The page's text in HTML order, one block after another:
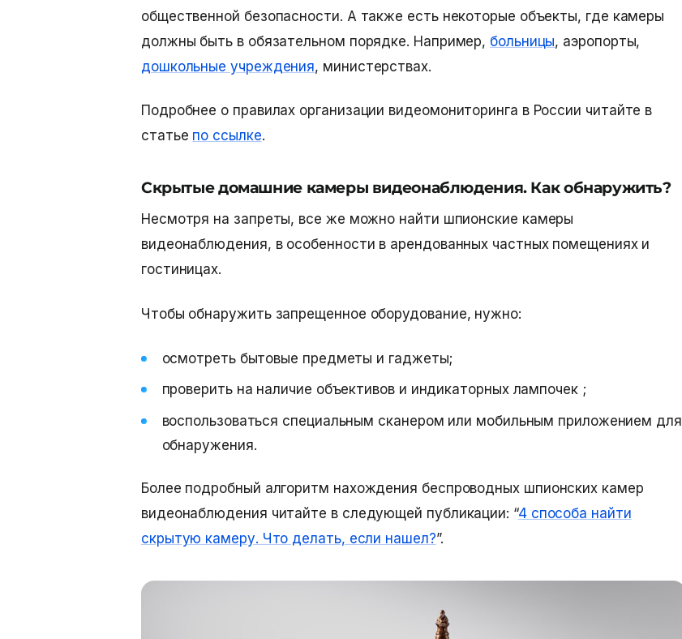
общественной безопасности. А также есть некоторые объекты, где камеры
должны быть в обязательном порядке. Например, больницы, аэропорты,
дошкольные учреждения, министерствах.
Подробнее о правилах организации видеомониторинга в России читайте в
статье по ссылке.
Скрытые домашние камеры видеонаблюдения. Как обнаружить?
Несмотря на запреты, все же можно найти шпионские камеры
видеонаблюдения, в особенности в арендованных частных помещениях и
гостиницах.
Чтобы обнаружить запрещенное оборудование, нужно:
осмотреть бытовые предметы и гаджеты;
проверить на наличие объективов и индикаторных лампочек ;
воспользоваться специальным сканером или мобильным приложением для
обнаружения.
Более подробный алгоритм нахождения беспроводных шпионских камер
видеонаблюдения читайте в следующей публикации: “4 способа найти
скрытую камеру. Что делать, если нашел?”.